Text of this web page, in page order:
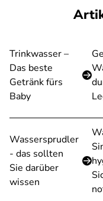
Trinkwasser –
Das beste
Getränk fürs
Baby
Wassersprudler
- das sollten
Sie darüber
wissen